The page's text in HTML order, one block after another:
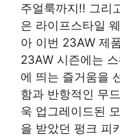
주얼룩까지!! 그리
은 라이프스타일
아 이번 23AW 제
23AW 시즌에는
에 띄는 즐거움을
함과 반항적인 무
욱 업그레이드된
을 받았던 펑크 피